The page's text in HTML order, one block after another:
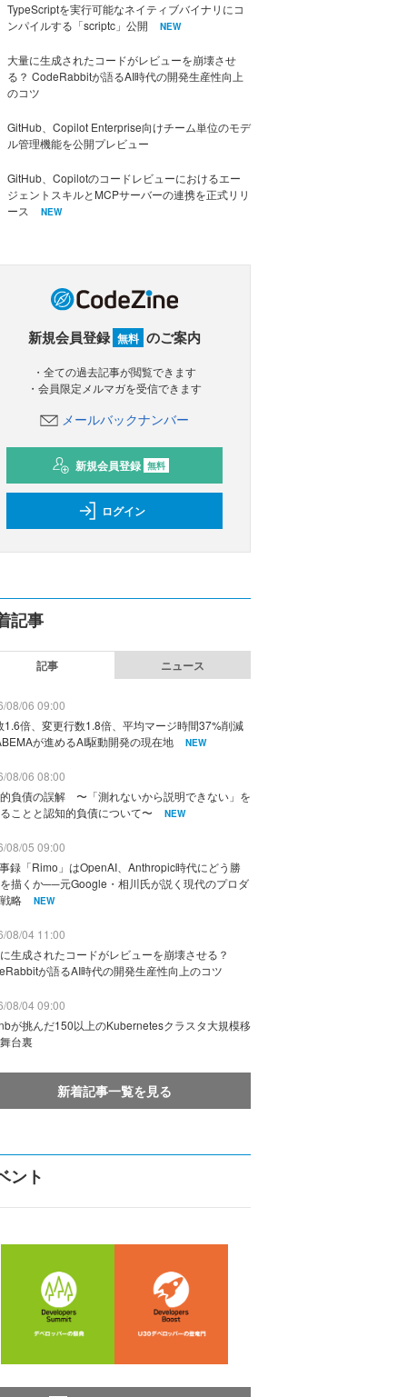
TypeScriptを実行可能なネイティブバイナリにコ
ンパイルする「scriptc」公開
NEW
大量に生成されたコードがレビューを崩壊させ
る？ CodeRabbitが語るAI時代の開発生産性向上
のコツ
GitHub、Copilot Enterprise向けチーム単位のモデ
ル管理機能を公開プレビュー
GitHub、Copilotのコードレビューにおけるエー
ジェントスキルとMCPサーバーの連携を正式リリ
ース
NEW
新規会員登録 無料 のご案内
・全ての過去記事が閲覧できます
・会員限定メルマガを受信できます
メールバックナンバー
新規会員登録 無料
ログイン
記事
記事 ニュース
08/06 09:00
1.6倍、変更行数1.8倍、平均マージ時間37%削減
が進めるAI駆動開発の現在地
NEW
08/06 08:00
負債の誤解 〜「測れないから説明できない」を
ことと認知的負債について〜
NEW
08/05 09:00
録「Rimo」はOpenAI、Anthropic時代にどう勝
描くか──元Google・相川氏が説く現代のプロダ
略
NEW
08/04 11:00
生成されたコードがレビューを崩壊させる？
が語るAI時代の開発生産性向上のコツ
08/04 09:00
が挑んだ150以上のKubernetesクラスタ大規模移
台裏
新着記事一覧を見る
ント